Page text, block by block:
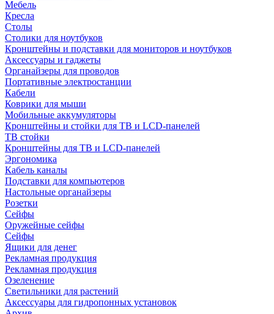
Мебель
Кресла
Столы
Столики для ноутбуков
Кронштейны и подставки для мониторов и ноутбуков
Аксессуары и гаджеты
Органайзеры для проводов
Портативные электростанции
Кабели
Коврики для мыши
Мобильные аккумуляторы
Кронштейны и стойки для ТВ и LCD-панелей
ТВ стойки
Кронштейны для ТВ и LCD-панелей
Эргономика
Кабель каналы
Подставки для компьютеров
Настольные органайзеры
Розетки
Сейфы
Оружейные сейфы
Сейфы
Ящики для денег
Рекламная продукция
Рекламная продукция
Озеленение
Светильники для растений
Аксессуары для гидропонных установок